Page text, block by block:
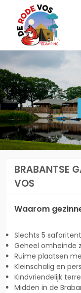
BRABANTSE
VOS
Waarom
Slechts 5
Geheel omheinde
Ruime plaatsen
Kleinschalig en
Kindvriendelijk
Midden in de